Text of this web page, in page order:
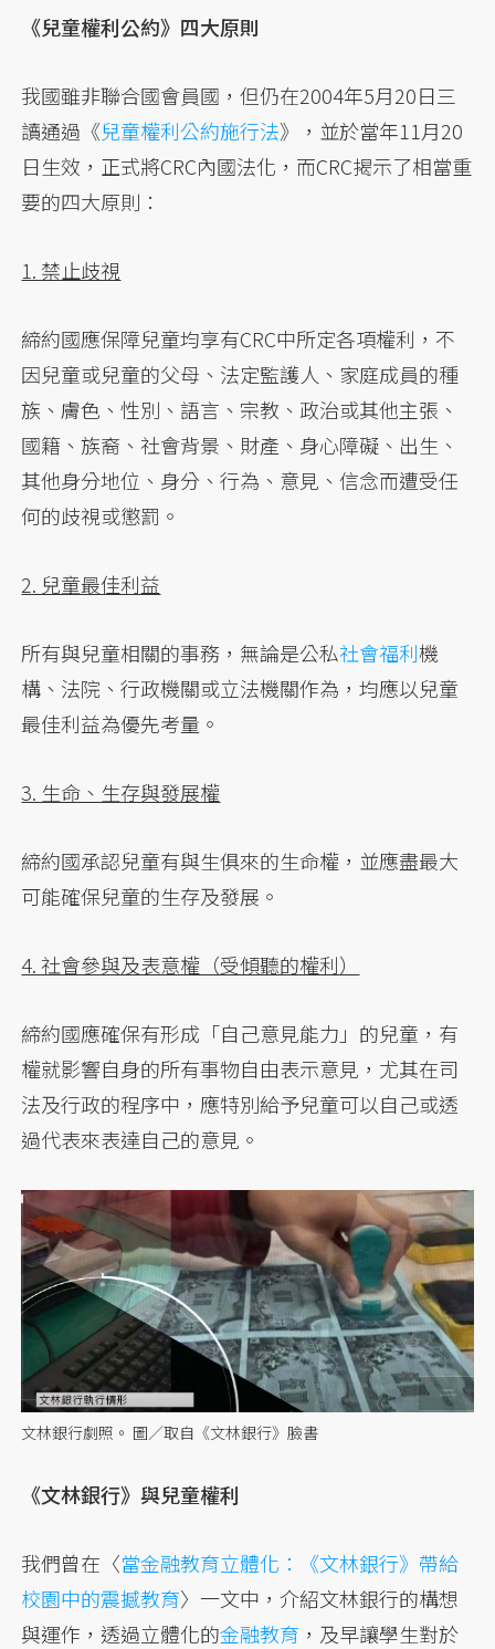
《兒童權利公約》四大原則
我國雖非聯合國會員國，但仍在2004年5月20日三
讀通過《兒童權利公約施行法》，並於當年11月20
日生效，正式將CRC內國法化，而CRC揭示了相當重
要的四大原則：
1. 禁止歧視
締約國應保障兒童均享有CRC中所定各項權利，不
因兒童或兒童的父母、法定監護人、家庭成員的種
族、膚色、性別、語言、宗教、政治或其他主張、
國籍、族裔、社會背景、財產、身心障礙、出生、
其他身分地位、身分、行為、意見、信念而遭受任
何的歧視或懲罰。
2. 兒童最佳利益
所有與兒童相關的事務，無論是公私社會福利機
構、法院、行政機關或立法機關作為，均應以兒童
最佳利益為優先考量。
3. 生命、生存與發展權
締約國承認兒童有與生俱來的生命權，並應盡最大
可能確保兒童的生存及發展。
4. 社會參與及表意權（受傾聽的權利）
締約國應確保有形成「自己意見能力」的兒童，有
權就影響自身的所有事物自由表示意見，尤其在司
法及行政的程序中，應特別給予兒童可以自己或透
過代表來表達自己的意見。
文林銀行劇照。 圖／取自《文林銀行》臉書
《文林銀行》與兒童權利
我們曾在〈當金融教育立體化：《文林銀行》帶給
校園中的震撼教育〉一文中，介紹文林銀行的構想
與運作，透過立體化的金融教育 ，及早讓學生對於